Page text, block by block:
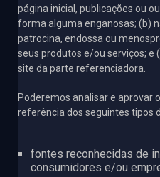
página inicial, publicações ou
forma alguma enganosas; (b)
patrocina, endossa ou
seus produtos e/ou serviços; e
site da parte referenciadora.
Poderemos analisar e aprovar
referência dos seguintes tipos
fontes reconhecidas de
consumidores e/ou